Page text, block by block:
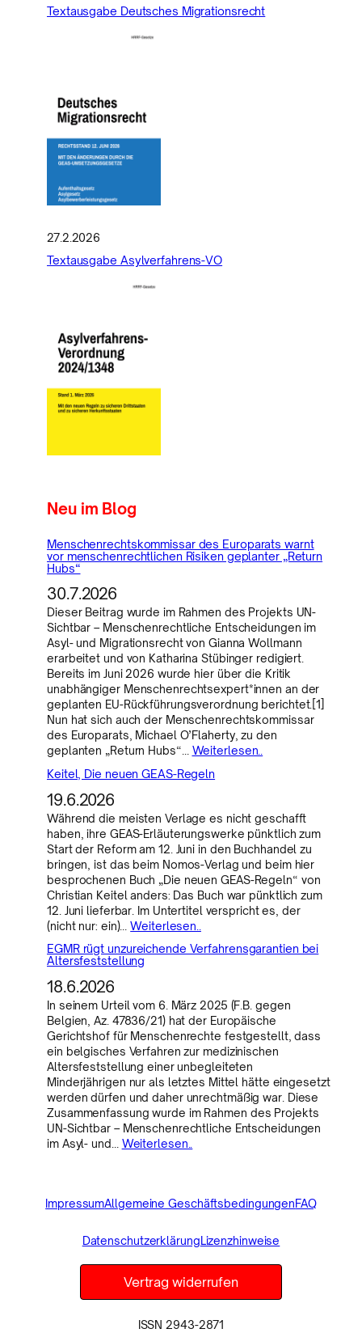
Textausgabe Deutsches Migrationsrecht
27.2.2026
Textausgabe Asylverfahrens-VO
Neu im Blog
Menschenrechtskommissar des Europarats warnt
vor menschenrechtlichen Risiken geplanter „Return
Hubs“
30.7.2026
Dieser Beitrag wurde im Rahmen des Projekts UN-
Sichtbar – Menschenrechtliche Entscheidungen im
Asyl- und Migrationsrecht von Gianna Wollmann
erarbeitet und von Katharina Stübinger redigiert.
Bereits im Juni 2026 wurde hier über die Kritik
unabhängiger Menschenrechtsexpert*innen an der
geplanten EU-Rückführungsverordnung berichtet.[1]
Nun hat sich auch der Menschenrechtskommissar
des Europarats, Michael O’Flaherty, zu den
geplanten „Return Hubs“… Weiterlesen..
Keitel, Die neuen GEAS-Regeln
19.6.2026
Während die meisten Verlage es nicht geschafft
haben, ihre GEAS-Erläuterungswerke pünktlich zum
Start der Reform am 12. Juni in den Buchhandel zu
bringen, ist das beim Nomos-Verlag und beim hier
besprochenen Buch „Die neuen GEAS-Regeln“ von
Christian Keitel anders: Das Buch war pünktlich zum
12. Juni lieferbar. Im Untertitel verspricht es, der
(nicht nur: ein)…Weiterlesen..
EGMR rügt unzureichende Verfahrensgarantien bei
Altersfeststellung
18.6.2026
In seinem Urteil vom 6. März 2025 (F.B. gegen
Belgien, Az. 47836/21) hat der Europäische
Gerichtshof für Menschenrechte festgestellt, dass
ein belgisches Verfahren zur medizinischen
Altersfeststellung einer unbegleiteten
Minderjährigen nur als letztes Mittel hätte eingesetzt
werden dürfen und daher unrechtmäßig war. Diese
Zusammenfassung wurde im Rahmen des Projekts
UN-Sichtbar – Menschenrechtliche Entscheidungen
im Asyl- und… Weiterlesen..
ImpressumAllgemeine GeschäftsbedingungenFAQ
DatenschutzerklärungLizenzhinweise
Vertrag widerrufen
ISSN 2943-2871